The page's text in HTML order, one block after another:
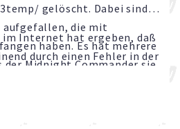
gelöscht. Dabei sind
aufgefallen, die mit
haben. Es hat mehrere
Midnight Commander sie
im Internet hat ergeben, daß
durch einen Fehler in der